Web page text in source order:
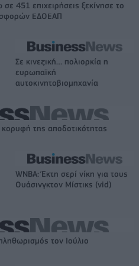
451 επιχειρήσεις ξεκίνησε το
ΕΔΟΕΑΠ
Σε κινεζική… πολιορκία η
ευρωπαϊκή
αυτοκινητοβιομηχανία
της αποδοτικότητας
WNBA: Έκτη σερί νίκη για τους
Ουάσινγκτον Μίστικς (vid)
τον Ιούλιο